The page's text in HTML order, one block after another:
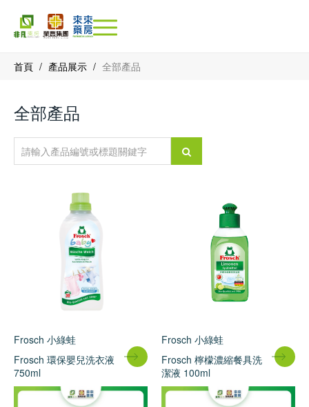
首頁 / 產品展示 / 全部產品
全部產品
Frosch 小綠蛙
Frosch 環保嬰兒洗衣液
750ml
Frosch 小綠蛙
Frosch 檸檬濃縮餐具洗
潔液 100ml